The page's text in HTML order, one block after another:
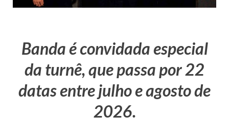
Banda é convidada especial
da turnê, que passa por 22
datas entre julho e agosto de
2026.